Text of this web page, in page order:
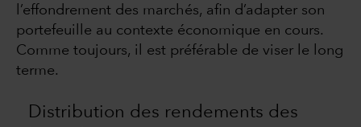
l’effondrement des marchés, afin d’adapter son
portefeuille au contexte économique en cours.
Comme toujours, il est préférable de viser le long
terme.
Distribution des rendements des